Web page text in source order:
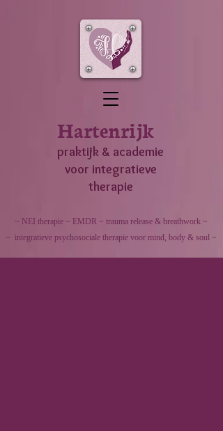
Hartenrijk
praktijk & academie
voor integratieve
therapie
~ NEI therapie ~ EMDR ~ trauma release & breathwork ~
~ integratieve psychosociale therapie voor mind, body & soul ~